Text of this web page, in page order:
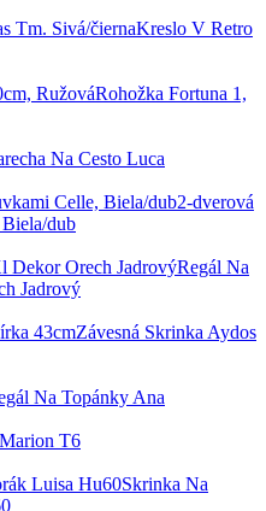
Kreslo V Retro
Rohožka Fortuna 1,
Na Cesto Luca
2-dverová
dub
Regál Na
Jadrový
Závesná Skrinka Aydos
Na Topánky Ana
T6
Skrinka Na